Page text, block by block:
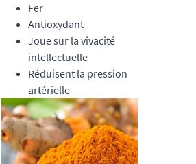
Fer
Antioxydant
Joue sur la vivacité
intellectuelle
Réduisent la pression
artérielle